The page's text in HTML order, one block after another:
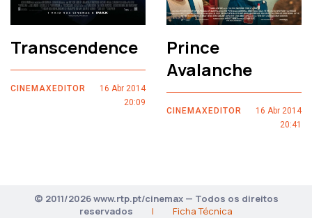
Transcendence
CINEMAXEDITOR
16 Abr 2014
20:09
Prince
Avalanche
CINEMAXEDITOR
16 Abr 2014
20:41
© 2011/2026 www.rtp.pt/cinemax — Todos os direitos
reservados
| Ficha Técnica